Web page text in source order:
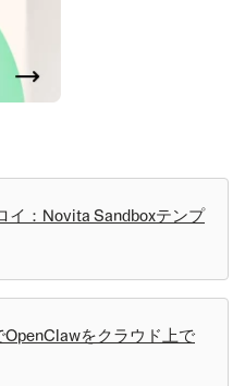
イ：Novita Sandboxテンプ
をクラウド上で